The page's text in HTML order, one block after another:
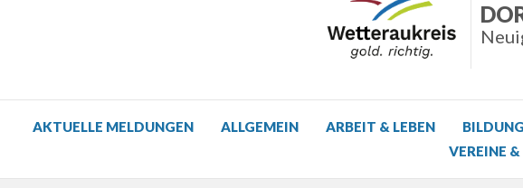
AKTUELLE MELDUNGEN ALLGEMEIN ARBEIT & LEBEN BILDUNG
VEREINE